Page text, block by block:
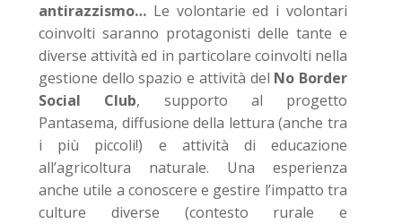
antirazzismo… Le volontarie ed i volontari
coinvolti saranno protagonisti delle tante e
diverse attività ed in particolare coinvolti nella
gestione dello spazio e attività del No Border
Social Club, supporto al progetto
Pantasema, diffusione della lettura (anche tra
i più piccoli!) e attività di educazione
all’agricoltura naturale. Una esperienza
anche utile a conoscere e gestire l’impatto tra
culture diverse (contesto rurale e